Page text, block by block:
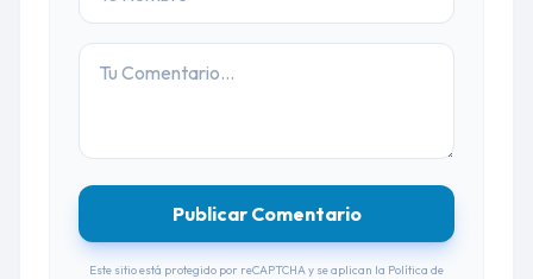
Publicar Comentario
Este sitio está protegido por reCAPTCHA y se aplican la Política de